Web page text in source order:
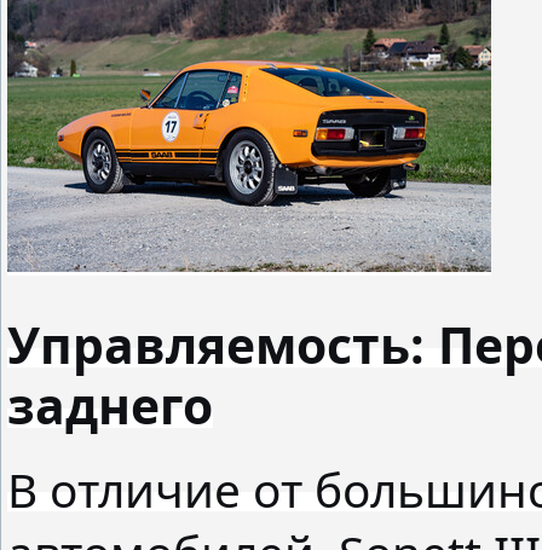
Управляемость:
заднего
В отличие от